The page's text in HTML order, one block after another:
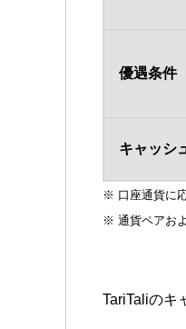
優遇条件
キャッシ
※ 口座通貨に
※ 通貨ペアお
TariTaliのキ